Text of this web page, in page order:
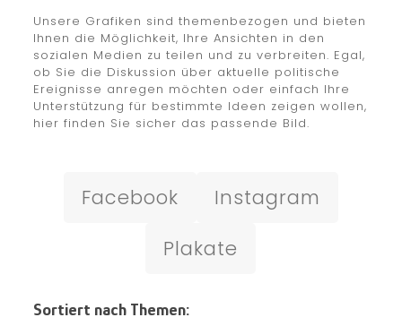
Unsere Grafiken sind themenbezogen und bieten
Ihnen die Möglichkeit, Ihre Ansichten in den
sozialen Medien zu teilen und zu verbreiten. Egal,
ob Sie die Diskussion über aktuelle politische
Ereignisse anregen möchten oder einfach Ihre
Unterstützung für bestimmte Ideen zeigen wollen,
hier finden Sie sicher das passende Bild.
Facebook
Instagram
Plakate
Sortiert nach Themen: